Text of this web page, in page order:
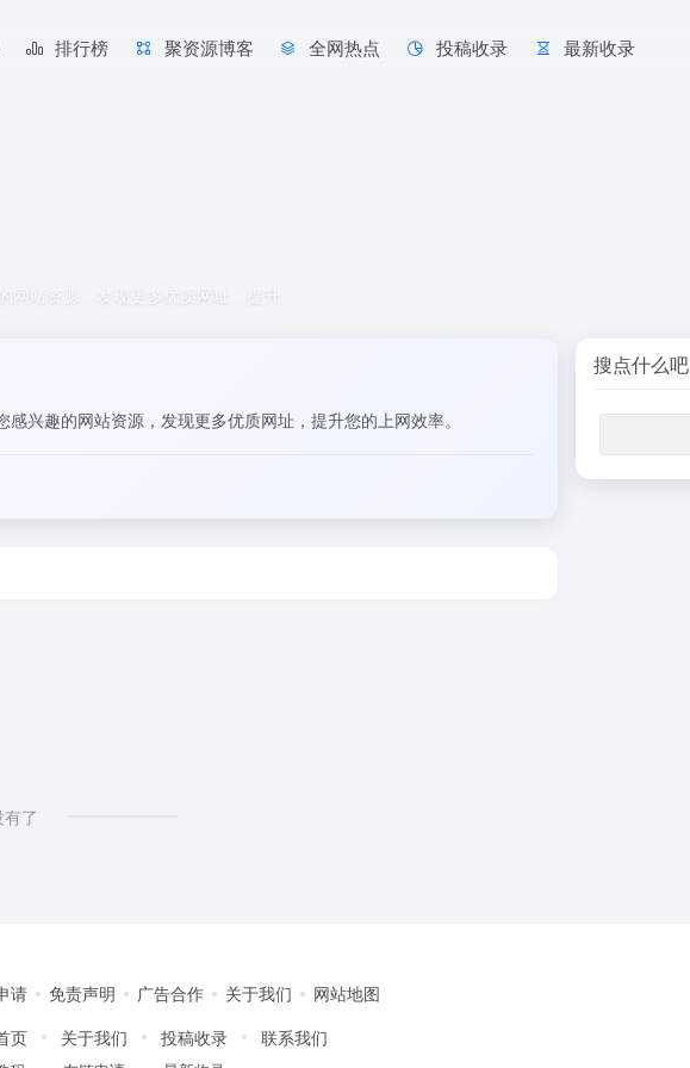
排行榜 聚资源博客 全网热点 投稿收录 最新收录
网站资源，发现更多优质网址，提升
兴趣的网站资源，发现更多优质网址，提升您的上网效率。
有了
搜点什么吧
请 免责声明 广告合作 关于我们
网站地图
页
关于我们 投稿收录 联系我们